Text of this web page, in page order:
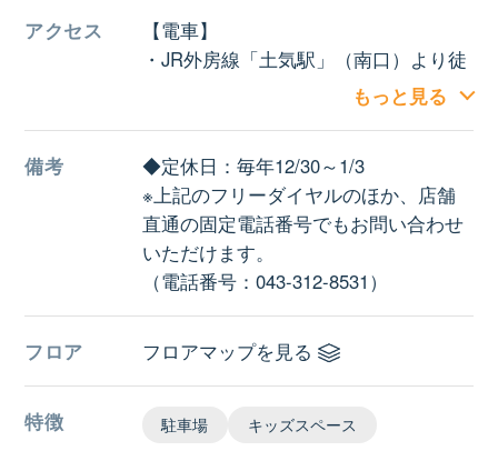
アクセス
【電車】
・JR外房線「土気駅」（南口）より徒
分
施設駐車場：約500台
もっと見る
備考
◆定休日：毎年12/30～1/3
※上記のフリーダイヤルのほか、店舗
直通の固定電話番号でもお問い合わせ
いただけます。
（電話番号：043-312-8531）
フロア フロアマップを見る
特徴 駐車場 キッズスペース